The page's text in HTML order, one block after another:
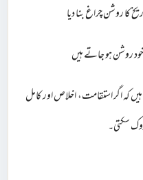
کا روشن چراغ بنا دیا
روشن ہو جاتے ہیں
کہ اگر استقامت، اخلاص اور کامل
سکتی۔